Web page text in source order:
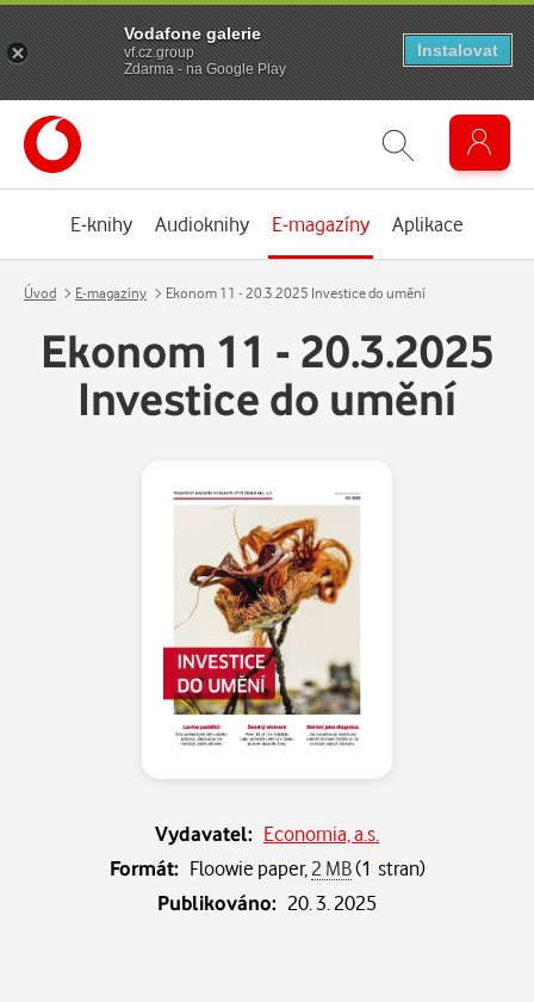
E-knihy Audioknihy E-magazíny Aplikace
Úvod E-magazíny Ekonom 11 - 20.3.2025 Investice do umění
Ekonom 11 - 20.3.2025
Investice do umění
Vydavatel: Economia, a.s.
Formát: Floowie paper, 2 MB(1 stran)
Publikováno: 20. 3. 2025
Vodafone galerie
vf.cz.group
Zdarma - na Google Play
Instalovat